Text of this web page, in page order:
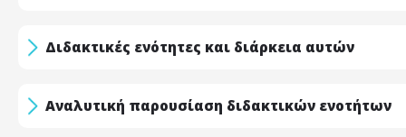
Διδακτικές ενότητες και διάρκεια αυτών
Αναλυτική παρουσίαση διδακτικών ενοτήτων